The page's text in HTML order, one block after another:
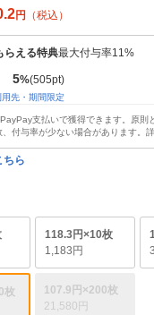
円 （税込）
らえる特典最大付与率11%
5%(505pt)
用先・期間限定
支払いで獲得できます。原則
、付与率が少ない場合があります。
ちら
118.3円×10枚
1,183円
枚
107.9円×200枚
21,580円